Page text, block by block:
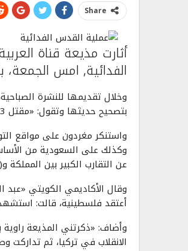
Share
أثارت مذيعة قناة
الفدائية, امس الجمعة،
بتصحيح حديثها وتقول: «مقتل 3 فلسطينيين»، معبرة بذلك عن موقف القناة التي تعمل بها.
واستنكر مغردون على مواقع
وكذلك على السعودية من
عن التقارب الكبير بين المملكة
وقال الأكاديمي الكويتي «عبد
أعتقد فلسطينية، قالت: استشهد 3 فلسطينيين في المسجد الأقصى، ثم سارعت وصححتها: مقتل 3
وأضاف: «ذكرتني المذيعة
الانقلاب في تركيا، ثم تداركت